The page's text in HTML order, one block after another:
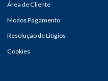
Área de Cliente
Modos Pagamento
Resolução de Litígios
Cookies